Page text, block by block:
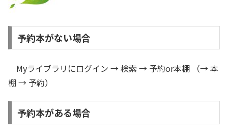
予約本がない場合
Myライブラリにログイン → 検索 → 予約or本棚 （→ 本
棚 → 予約）
予約本がある場合